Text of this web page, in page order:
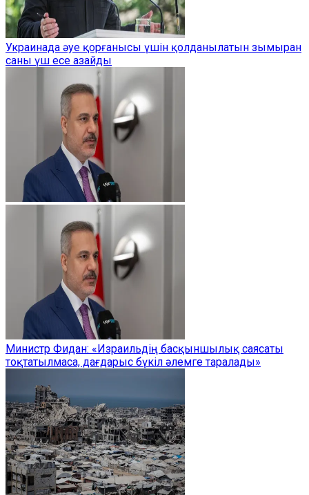
Украинада әуе қорғанысы үшін қолданылатын зымыран
саны үш есе азайды
Министр Фидан: «Израильдің басқыншылық саясаты
тоқтатылмаса, дағдарыс бүкіл әлемге таралады»